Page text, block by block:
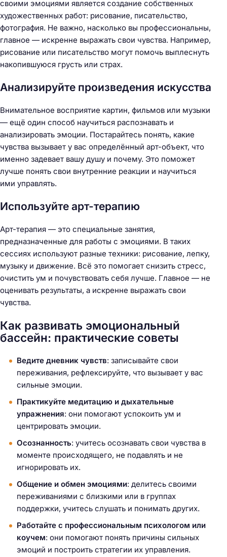
своими эмоциями является создание собственных
художественных работ: рисование, писательство,
фотография. Не важно, насколько вы профессиональны,
главное — искренне выражать свои чувства. Например,
рисование или писательство могут помочь выплеснуть
накопившуюся грусть или страх.
Анализируйте произведения искусства
Внимательное восприятие картин, фильмов или музыки
— ещё один способ научиться распознавать и
анализировать эмоции. Постарайтесь понять, какие
чувства вызывает у вас определённый арт-объект, что
именно задевает вашу душу и почему. Это поможет
лучше понять свои внутренние реакции и научиться
ими управлять.
Используйте арт-терапию
Арт-терапия — это специальные занятия,
предназначенные для работы с эмоциями. В таких
сессиях используют разные техники: рисование, лепку,
музыку и движение. Всё это помогает снизить стресс,
очистить ум и почувствовать себя лучше. Главное — не
оценивать результаты, а искренне выражать свои
чувства.
Как развивать эмоциональный
бассейн: практические советы
Ведите дневник чувств: записывайте свои
переживания, рефлексируйте, что вызывает у вас
сильные эмоции.
Практикуйте медитацию и дыхательные
упражнения: они помогают успокоить ум и
центрировать эмоции.
Осознанность: учитесь осознавать свои чувства в
моменте происходящего, не подавлять и не
игнорировать их.
Общение и обмен эмоциями: делитесь своими
переживаниями с близкими или в группах
поддержки, учитесь слушать и понимать других.
Работайте с профессиональным психологом или
коучем: они помогают понять причины сильных
эмоций и построить стратегии их управления.